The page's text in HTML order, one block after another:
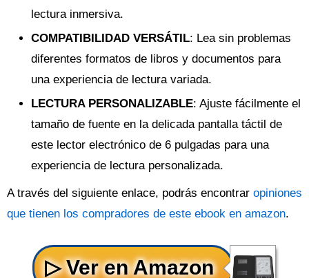
lectura inmersiva.
COMPATIBILIDAD VERSÁTIL: Lea sin problemas
diferentes formatos de libros y documentos para
una experiencia de lectura variada.
LECTURA PERSONALIZABLE: Ajuste fácilmente el
tamaño de fuente en la delicada pantalla táctil de
este lector electrónico de 6 pulgadas para una
experiencia de lectura personalizada.
A través del siguiente enlace, podrás encontrar opiniones
que tienen los compradores de este ebook en amazon.